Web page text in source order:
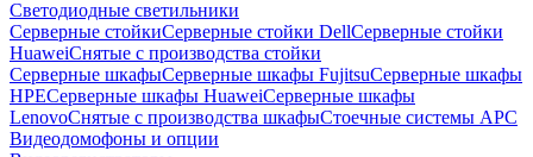
Светодиодные светильники
Серверные стойкиСерверные стойки DellСерверные стойки
HuaweiСнятые с производства стойки
Серверные шкафыСерверные шкафы FujitsuСерверные шкафы
HPEСерверные шкафы HuaweiСерверные шкафы
LenovoСнятые с производства шкафыСтоечные системы APC
Видеодомофоны и опции